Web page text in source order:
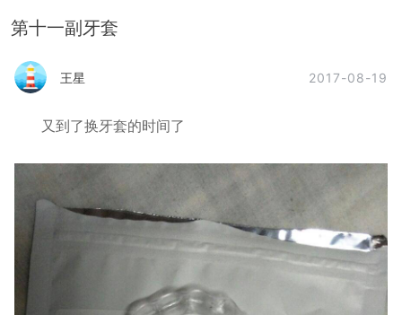
第十一副牙套
王星 2017-08-19
又到了换牙套的时间了